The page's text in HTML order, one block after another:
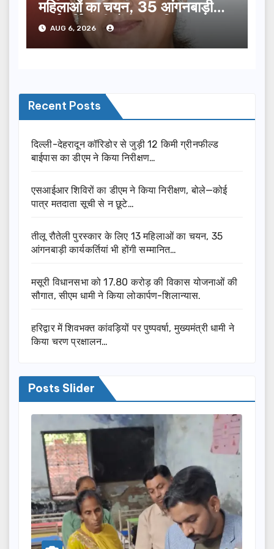
महिलाओं का चयन, 35 आंगनबाड़ी
कार्यकर्तियां भी होंगी सम्मानित…
AUG 6, 2026
Recent Posts
दिल्ली-देहरादून कॉरिडोर से जुड़ी 12 किमी ग्रीनफील्ड
बाईपास का डीएम ने किया निरीक्षण…
एसआईआर शिविरों का डीएम ने किया निरीक्षण, बोले—कोई
पात्र मतदाता सूची से न छूटे…
तीलू रौतेली पुरस्कार के लिए 13 महिलाओं का चयन, 35
आंगनबाड़ी कार्यकर्तियां भी होंगी सम्मानित…
मसूरी विधानसभा को 17.80 करोड़ की विकास योजनाओं की
सौगात, सीएम धामी ने किया लोकार्पण-शिलान्यास.
हरिद्वार में शिवभक्त कांवड़ियों पर पुष्पवर्षा, मुख्यमंत्री धामी ने
किया चरण प्रक्षालन…
Posts Slider